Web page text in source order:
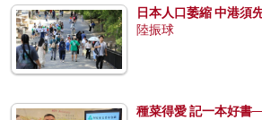
日本人口萎縮 中港須
陸振球
種菜得愛 記一本好書